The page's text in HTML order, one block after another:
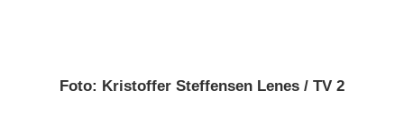
Foto: Kristoffer Steffensen Lenes / TV 2